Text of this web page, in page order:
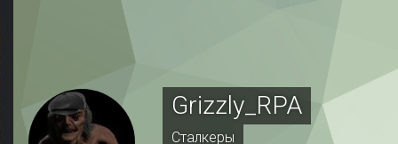
Grizzly_RPA
Сталкеры